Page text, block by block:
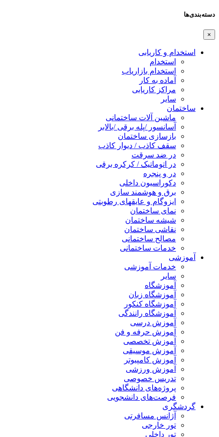
دسته‌بندی‌ها
×
استخدام و کاریابی
استخدام
استخدام بازاریاب
آماده به کار
مراکز کاریابی
سایر
ساختمان
ماشین آلات ساختمانی
آسانسور /پله برقی /بالابر
بازسازی ساختمان
سقف کاذب / دیوار کاذب
در ضد سرقت
در اتوماتیک / کرکره برقی
در و پنجره
دکوراسیون داخلی
برق و هوشمند سازی
ایزوگام و عایقهای رطوبتی
نمای ساختمان
شیشه ساختمان
نقاشی ساختمان
مصالح ساختمانی
خدمات ساختمانی
آموزشی
خدمات آموزشی
سایر
آموزشگاه
آموزشگاه زبان
آموزشگاه کنکور
آموزشگاه رانندگی
آموزش درسی
آموزش حرفه و فن
آموزش تخصصی
آموزش موسیقی
آموزش کامپیوتر
آموزش ورزشی
تدریس خصوصی
پروژه‌های دانشگاهی
فرصت‌های دانشجویی
گردشگری
آژانس مسافرتی
تور خارجی
تور داخلی